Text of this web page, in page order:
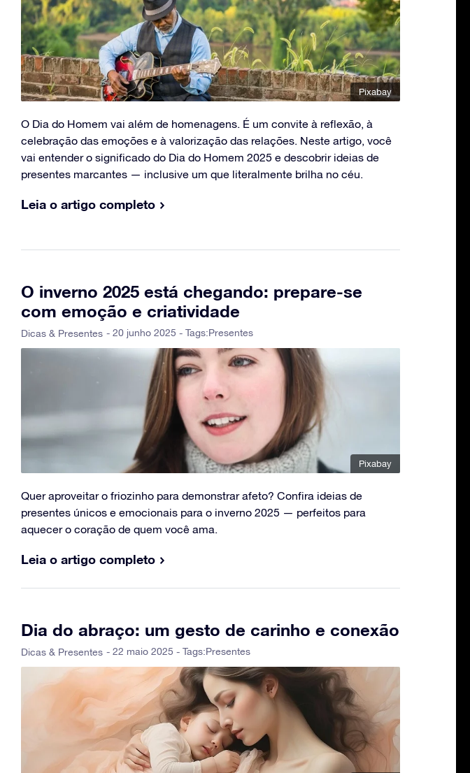
Pixabay
O Dia do Homem vai além de homenagens. É um convite à reflexão, à
celebração das emoções e à valorização das relações. Neste artigo, você
vai entender o significado do Dia do Homem 2025 e descobrir ideias de
presentes marcantes — inclusive um que literalmente brilha no céu.
Leia o artigo completo
O inverno 2025 está chegando: prepare-se
com emoção e criatividade
Dicas & Presentes - 20 junho 2025 - Tags:Presentes
Pixabay
Quer aproveitar o friozinho para demonstrar afeto? Confira ideias de
presentes únicos e emocionais para o inverno 2025 — perfeitos para
aquecer o coração de quem você ama.
Leia o artigo completo
Dia do abraço: um gesto de carinho e conexão
Dicas & Presentes - 22 maio 2025 - Tags:Presentes